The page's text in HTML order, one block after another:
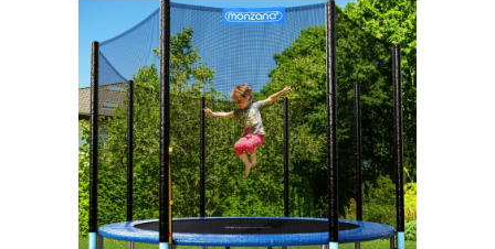
HVĚZDIČEK.